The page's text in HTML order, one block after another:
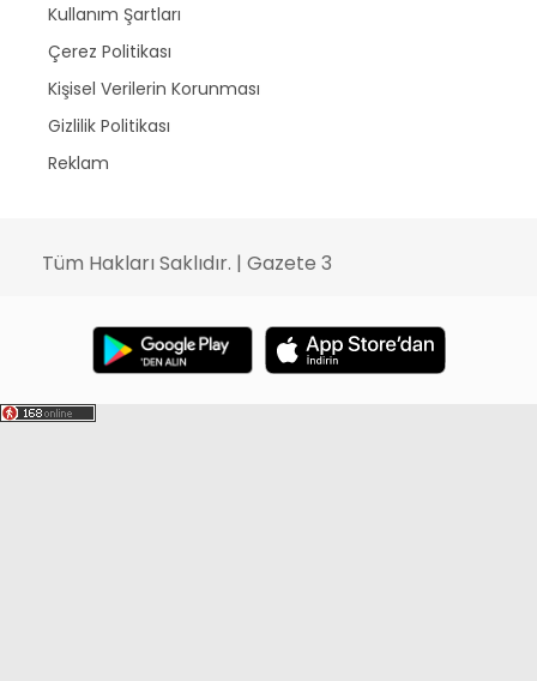
Kullanım Şartları
Çerez Politikası
Kişisel Verilerin Korunması
Gizlilik Politikası
Reklam
Tüm Hakları Saklıdır. | Gazete 3